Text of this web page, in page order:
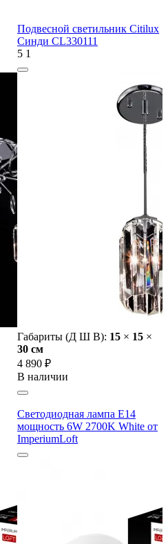
Подвесной светильник Citilux
Синди CL330111
5 1
Габариты (Д Ш В): 15 × 15 ×
30 cм
4 890 ₽
В наличии
Светодиодная лампа E14
мощность 6W 2700K White от
ImperiumLoft